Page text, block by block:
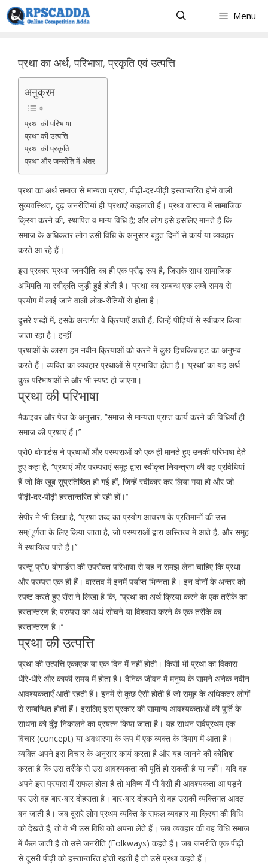
Skip
to
Menu
प्रथा का अर्थ, परिभाषा, प्रकृति एवं उत्पत्ति
अनुक्रम
प्रथा की परिभाषा
प्रथा की उत्पत्ति
प्रथा की प्रकृति
प्रथा और जनरीति में अंतर
प्रथा का अर्थ समाज से मान्यता प्राप्त, पीढ़ी-दर-पीढ़ी हस्तान्तरित होने वाली
सुव्यवस्थित, दृढ़ जनरीतियां ही ‘प्रथाएं’ कहलाती हैं। प्रथा वास्तव में सामाजिक
क्रिया करने की, स्थापित व मान्य विधि है; और लोग इसे इसलिए मानते हैं कि
समाज के अधिकतर लोग उसी विधि के अनुसार बहुत दिनों से कार्य या व्यवहार
करते आ रहे हैं।
इस प्रकार ‘प्रथा’ ‘जनरीति’ का ही एक प्रौढ़ रूप है, जिसके साथ सामाजिक
अभिमति या स्वीकृति जुड़ी हुई होती है। ‘प्रथा’ का सम्बन्ध एक लम्बे समय से
प्रयोग में लाई जाने वाली लोक-रीतियों से होता है।
दूसरे शब्दों में, इसके अन्तर्गत वे क्रियाएँ आती हैं, जिन्हें पीढ़ियों से स्वीकार किया
जाता रहा है। इन्हीं
प्रथाओं के कारण हम नवीन क्रियाओं को करने में कुछ हिचकिचाहट का अनुभव
करते हैं। व्यक्ति का व्यवहार प्रथाओं से प्रभावित होता है। ‘प्रथा’ का यह अर्थ
कुछ परिभाषाओं से और भी स्पष्ट हो जाएगा।
प्रथा की परिभाषा
मैकाइवर और पेज के अनुसार, ‘‘समाज से मान्यता प्राप्त कार्य करने की विधियाँ ही
समाज की प्रथाएं हैं।’’
प्रो0 बोगार्डस ने प्रथाओं और परम्पराओं को एक ही मानते हुए उनकी परिभाषा देते
हुए कहा है, ‘‘प्रथाएं और परम्पराएं समूह द्वारा स्वीकृत नियन्त्रण की वह प्रविधियां
हैं जो कि खूब सुप्रतिष्ठित हो गई हों, जिन्हें स्वीकार कर लिया गया हो और जो
पीढ़ी-दर-पीढ़ी हस्तान्तरित हो रही हों।’’
सेपीर ने भी लिखा है, ‘‘प्रथा शब्द का प्रयोग आचरण के प्रतिमानों की उस
सम्ूर्णता के लिए किया जाता है, जो परम्पराओं द्वारा अस्तित्व मे आते है, और समूह
में स्थायित्व पाते हैं।’’
परन्तु प्रो0 बोगार्डस की उपरोक्त परिभाषा से यह न समझ लेना चाहिए कि प्रथा
और परम्परा एक ही हैं। वास्तव में इनमें पर्याप्त भिन्नता है। इन दोनों के अन्तर को
स्पष्ट करते हुए रॉस ने लिखा है कि, ‘‘प्रथा का अर्थ क्रिया करने के एक तरीके का
हस्तान्तरण है; परम्परा का अर्थ सोचने या विश्वास करने के एक तरीके का
हस्तान्तरण है।’’
प्रथा की उत्पत्ति
प्रथा की उत्पत्ति एकाएक या एक दिन में नहीं होती। किसी भी प्रथा का विकास
धीरे-धीरे और काफी समय में होता है। दैनिक जीवन में मनुष्य के सामने अनेक नवीन
आवश्यकताएँ आती रहती हैं। इनमें से कुछ ऐसी होती हैं जो समूह के अधिकतर लोगों
से सम्बन्धित होती हैं। इसलिए इस प्रकार की सामान्य आवश्यकताओं की पूर्ति के
साधना को दूँढ़ निकालने का प्रयत्न किया जाता है। यह साधन सर्वप्रथम एक
विचार (concept) या अवधारणा के रूप में एक व्यक्त के दिमाग में आता है।
व्यक्ति अपने इस विचार के अनुसार कार्य करता है और यह जानने की कोशिश
करता है कि उस तरीके से उस आवश्यकता की पूर्ति हो सकती है या नहीं। यदि वह
अपने इस प्रयास में सफल होता है तो भविष्य में भी वैसी ही आवश्यकता आ पड़ने
पर उसे वह बार-बार दोहराता है। बार-बार दोहराने से वह उसकी व्यक्तिगत आदत
बन जाती है। जब दूसरे लोग प्रथम व्यक्ति के सफल व्यवहार या क्रिया की विधि
को देखते हैं; तो वे भी उस विधि को अपना लेते हैं। जब व्यवहार की वह विधि समाज
में फैल जाती है तो उसे जनरीति (Folkways) कहते हैं। जब जनरीति एक पीढ़ी
से दूसरी पीढ़ी को हस्तान्तरित होती रहती है तो उसे प्रथा कहते हैं।